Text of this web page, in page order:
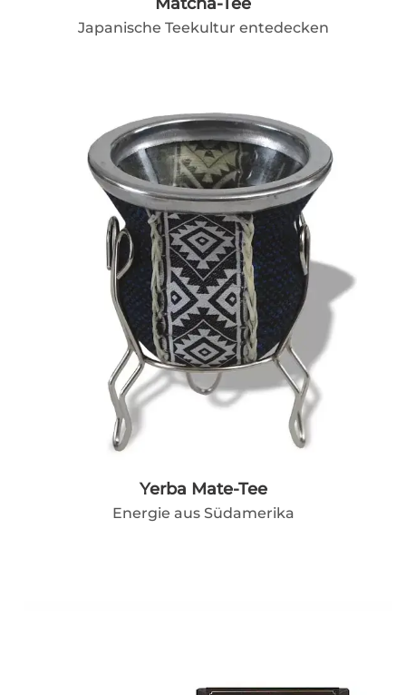
Matcha-Tee
Japanische Teekultur entedecken
Yerba Mate-Tee
Energie aus Südamerika